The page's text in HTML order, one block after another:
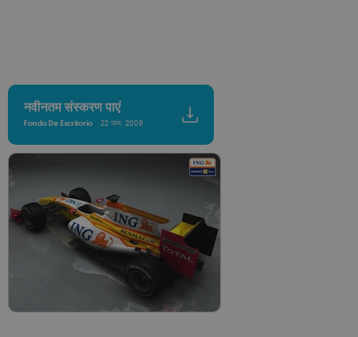
नवीनतम संस्करण पाएं
Fondo De Escritorio 22 जन. 2009